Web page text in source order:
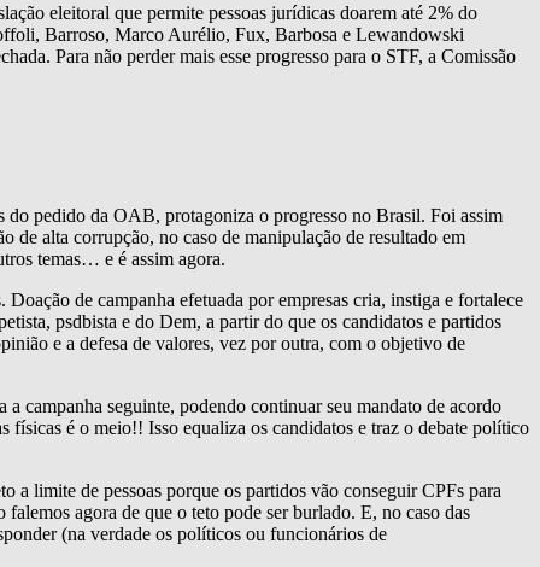
eleitoral que permite pessoas jurídicas doarem até 2% do
Barroso, Marco Aurélio, Fux, Barbosa e Lewandowski
Para não perder mais esse progresso para o STF, a Comissão
do pedido da OAB, protagoniza o progresso no Brasil. Foi assim
de alta corrupção, no caso de manipulação de resultado em
temas… e é assim agora.
de campanha efetuada por empresas cria, instiga e fortalece
psdbista e do Dem, a partir do que os candidatos e partidos
e a defesa de valores, vez por outra, com o objetivo de
campanha seguinte, podendo continuar seu mandato de acordo
físicas é o meio!! Isso equaliza os candidatos e traz o debate político
a limite de pessoas porque os partidos vão conseguir CPFs para
agora de que o teto pode ser burlado. E, no caso das
(na verdade os políticos ou funcionários de